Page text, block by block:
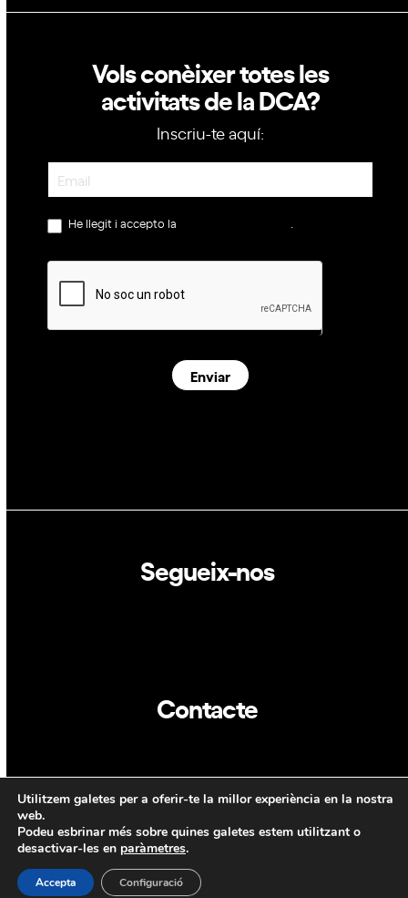
Vols conèixer totes les
activitats de la DCA?
Inscriu-te aquí:
Newsletter
He llegit i accepto la
Enviar
Segueix-nos
Contacte
CAT ENG
Utilitzem galetes per a oferir-te la millor experiència en la nostra
web.
Podeu esbrinar més sobre quines galetes estem utilitzant o
desactivar-les en paràmetres.
Accepta Configuració